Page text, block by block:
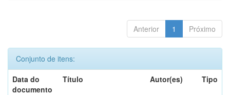
Anterior 1 Próximo
Conjunto de itens:
Data do
documento
Título Autor(es) Tipo